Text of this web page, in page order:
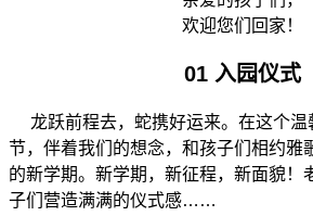
欢迎您们回家！
01 入园仪式
龙跃前程去，蛇携好运来。在这个温
节，伴着我们的想念，和孩子们相约雅
的新学期。新学期，新征程，新面貌！
子们营造满满的仪式感……